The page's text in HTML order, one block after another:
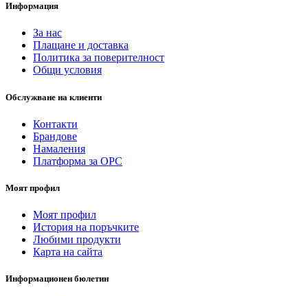
Информация
За нас
Плащане и доставка
Политика за поверителност
Общи условия
Обслужване на клиенти
Контакти
Брандове
Намаления
Платформа за ОРС
Моят профил
Моят профил
История на поръчките
Любими продукти
Карта на сайта
Информационен бюлетин